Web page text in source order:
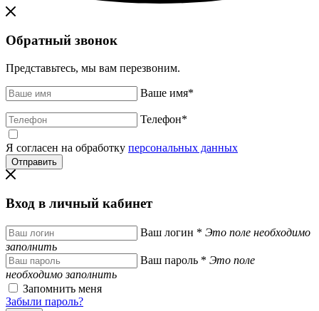
Обратный звонок
Представьтесь, мы вам перезвоним.
Ваше имя*
Телефон*
Я согласен на обработку персональных данных
Вход в личный кабинет
Ваш логин * Это поле необходимо
заполнить
Ваш пароль * Это поле
необходимо заполнить
Запомнить меня
Забыли пароль?